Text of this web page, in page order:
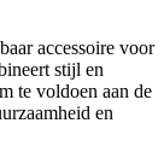
accessoire voor
stijl en
te voldoen aan de
en